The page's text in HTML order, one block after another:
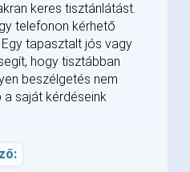
keres tisztánlátást.
telefonon kérhető
tapasztalt jós vagy
hogy tisztábban
beszélgetés nem
a saját kérdéseink